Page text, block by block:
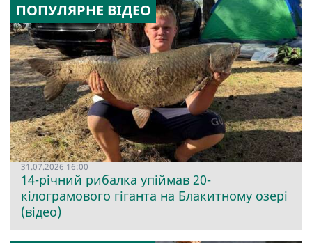
ПОПУЛЯРНЕ ВІДЕО
31.07.2026 16:00
14-річний рибалка упіймав 20-
кілограмового гіганта на Блакитному озері
(відео)